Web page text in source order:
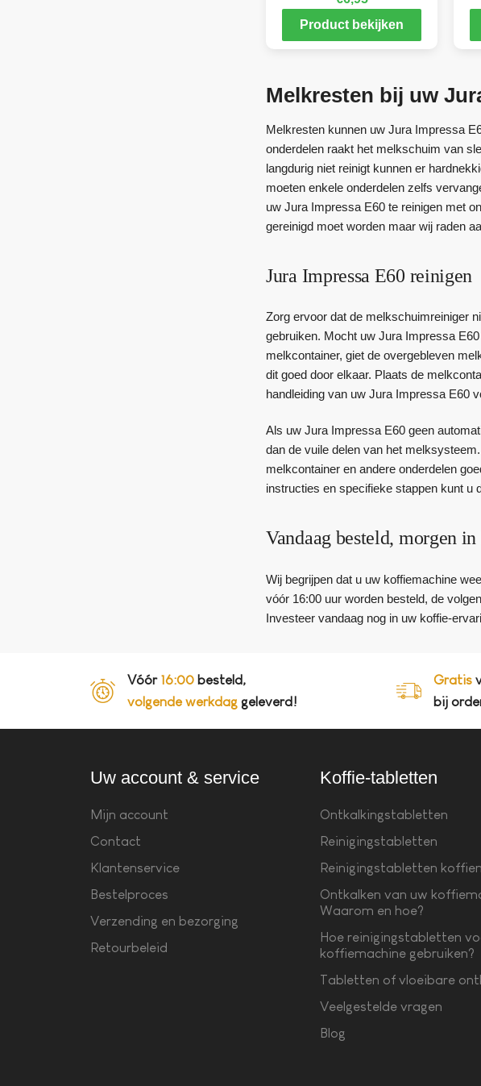
Product bekijken
Melkresten bij uw
Melkresten kunnen uw Jura Impressa
onderdelen raakt het melkschuim van
langdurig niet reinigt kunnen er
moeten enkele onderdelen zelfs
uw Jura Impressa E60 te reinigen met
gereinigd moet worden maar wij raden
Jura Impressa E60 reinigen
Zorg ervoor dat de melkschuimreiniger
gebruiken. Mocht uw Jura Impressa
melkcontainer, giet de overgebleven
dit goed door elkaar. Plaats de
handleiding van uw Jura Impressa E60
Als uw Jura Impressa E60 geen
dan de vuile delen van het
melkcontainer en andere onderdelen
instructies en specifieke stappen kunt u
Vandaag besteld, morgen in
Wij begrijpen dat u uw koffiemachine
vóór 16:00 uur worden besteld, de
Investeer vandaag nog in uw koffie-
Vóór 16:00 besteld,
volgende werkdag geleverd!
Gratis
bij
Uw account & service
Mijn account
Contact
Klantenservice
Bestelproces
Verzending en bezorging
Retourbeleid
Koffie-tabletten
Ontkalkingstabletten
Reinigingstabletten
Reinigingstabletten
Ontkalken van uw
Waarom en hoe?
Hoe reinigingstabletten
koffiemachine gebruiken?
Tabletten of vloeibare
Veelgestelde vragen
Blog